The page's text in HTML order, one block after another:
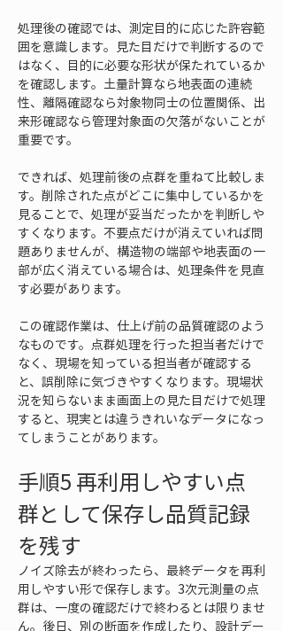
処理後の確認では、測定目的に応じた許容範
囲を意識します。見た目だけで判断するので
はなく、目的に必要な形状が保たれているか
を確認します。土量計算なら地表面の連続
性、離隔確認なら対象物同士の位置関係、出
来形確認なら管理対象面の欠落がないことが
重要です。
できれば、処理前後の点群を重ねて比較しま
す。削除された点がどこに集中しているかを
見ることで、処理が妥当だったかを判断しや
すくなります。不要点だけが消えていれば問
題ありませんが、構造物の端部や地表面の一
部が広く消えている場合は、処理条件を見直
す必要があります。
この確認作業は、仕上げ前の品質確認のよう
なものです。点群処理を行った担当者だけで
なく、現場を知っている担当者が確認する
と、誤削除に気づきやすくなります。現場状
況を知らないまま画面上の見た目だけで処理
すると、現実とは違うきれいなデータになっ
てしまうことがあります。
手順5 再利用しやすい点
群として保存し品質記録
を残す
ノイズ除去が終わったら、最終データを再利
用しやすい形で保存します。3次元測量の点
群は、一度の確認だけで終わるとは限りませ
ん。後日、別の断面を作成したり、設計デー